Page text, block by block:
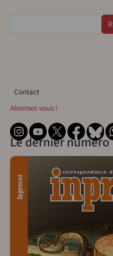
Contact
Contact
Abonnez-vous !
Le dernier numéro